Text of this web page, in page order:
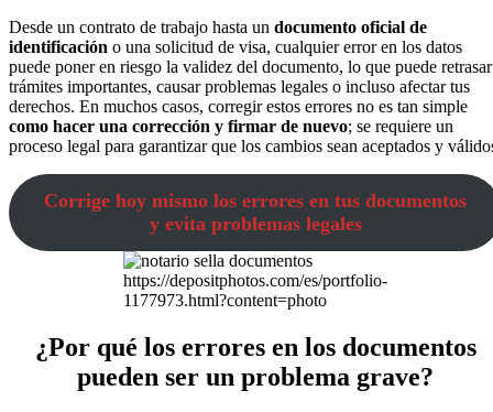
Desde un contrato de trabajo hasta un documento oficial de
identificación o una solicitud de visa, cualquier error en los datos
puede poner en riesgo la validez del documento, lo que puede retrasar
trámites importantes, causar problemas legales o incluso afectar tus
derechos. En muchos casos, corregir estos errores no es tan simple
como hacer una corrección y firmar de nuevo; se requiere un
proceso legal para garantizar que los cambios sean aceptados y
Corrige hoy mismo los errores en tus documentos
y evita problemas legales
https://depositphotos.com/es/portfolio-
1177973.html?content=photo
¿Por qué los errores en los documentos
pueden ser un problema grave?